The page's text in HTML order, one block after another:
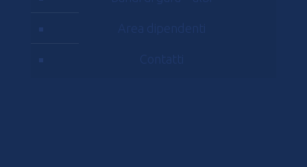
Area dipendenti
Contatti